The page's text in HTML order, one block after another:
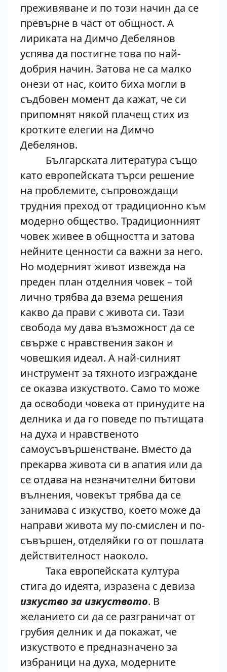
преживяване и по този начин да се
превърне в част от общност. А
лириката на Димчо Дебелянов
успява да постигне това по най-
добрия начин. Затова не са малко
онези от нас, които биха могли в
съдбовен момент да кажат, че си
припомнят някой плачещ стих из
кротките елегии на Димчо
Дебелянов.
Българската литература също
като европейската търси решение
на проблемите, съпровождащи
трудния преход от традиционно към
модерно общество. Традиционният
човек живее в общността и затова
нейните ценности са важни за него.
Но модерният живот извежда на
преден план отделния човек – той
лично трябва да взема решения
какво да прави с живота си. Тази
свобода му дава възможност да се
свърже с нравствения закон и
човешкия идеал. А най-силният
инструмент за тяхното изграждане
се оказва изкуството. Само то може
да освободи човека от принудите на
делника и да го поведе по пътищата
на духа и нравственото
самоусъвършенстване. Вместо да
прекарва живота си в апатия или да
се отдава на незначителни битови
вълнения, човекът трябва да се
занимава с изкуство, което може да
направи живота му по-смислен и по-
съвършен, отделяйки го от пошлата
действителност наоколо.
Така европейската култура
стига до идеята, изразена с девиза
изкуство за изкуството. В
желанието си да се разграничат от
грубия делник и да покажат, че
изкуството е предназначено за
избраници на духа, модерните